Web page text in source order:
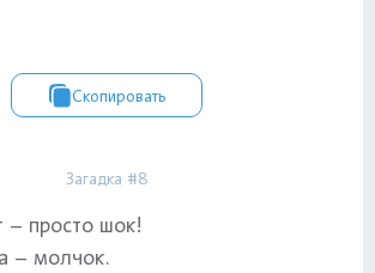
Скопировать
Загадка #8
– просто шок!
– молчок.